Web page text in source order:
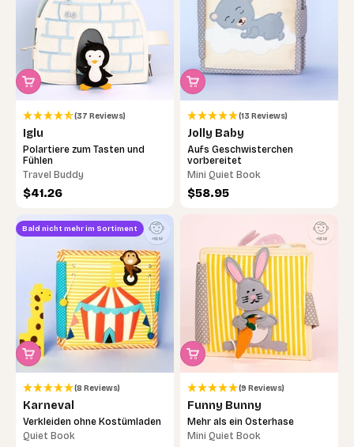
(37 Reviews)
Iglu
Polartiere zum Tasten und
Fühlen
Travel Buddy
Angebot
$41.26
(13 Reviews)
Jolly Baby
Aufs Geschwisterchen
vorbereitet
Mini Quiet Book
Angebot
$58.95
Bald nicht mehr im Sortiment
(8 Reviews)
Karneval
Verkleiden ohne Kostümladen
Quiet Book
(9 Reviews)
Funny Bunny
Mehr als ein Osterhase
Mini Quiet Book